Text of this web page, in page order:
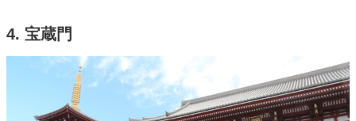
4. 宝蔵門